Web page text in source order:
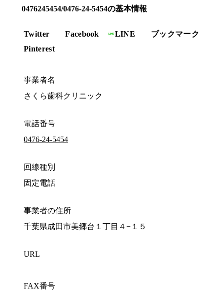
0476245454/0476-24-5454の基本情報
Twitter Facebook LINE
ブックマーク
Pinterest
事業者名
さくら歯科クリニック
電話番号
0476-24-5454
回線種別
固定電話
事業者の住所
千葉県成田市美郷台１丁目４−１５
URL
FAX番号